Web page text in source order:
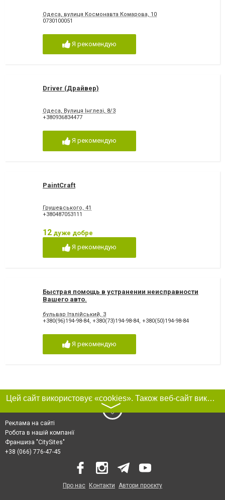
Одеса, вулиця Космонавта Комарова, 10
0730100051
Я рекомендую
Driver (Драйвер)
Одеса, Вулиця Інглезі, 8/3
+380936834477
Я рекомендую
PaintCraft
Грушевського, 41
+380487053111
12 дуже добре
Я рекомендую
Быстрая помощь в устранении неисправности
Вашего авто.
бульвар Італійський, 3
+380(96)194-98-84, +380(73)194-98-84, +380(50)194-98-84
Я рекомендую
Цей сайт використовує «cookies». Також веб-сайт використовує інтернет-сервіс для збору технічних даних стосовно відвідувачів з метою отримання маркетингової та статистичної інформації. Умови обробки даних відвідувачів сайту див.
〉
Реклама на сайті
Робота в нашій компанії
Франшиза "CitySites"
+38 (066) 776-47-45
Про нас Контакти Автори проєкту